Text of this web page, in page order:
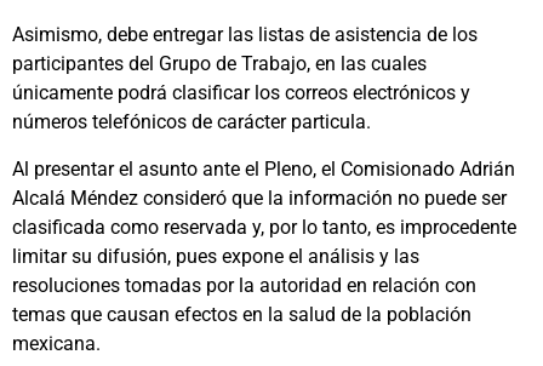
Asimismo, debe entregar las listas de asistencia de los
participantes del Grupo de Trabajo, en las cuales
únicamente podrá clasificar los correos electrónicos y
números telefónicos de carácter particula.
Al presentar el asunto ante el Pleno, el Comisionado Adrián
Alcalá Méndez consideró que la información no puede ser
clasificada como reservada y, por lo tanto, es improcedente
limitar su difusión, pues expone el análisis y las
resoluciones tomadas por la autoridad en relación con
temas que causan efectos en la salud de la población
mexicana.